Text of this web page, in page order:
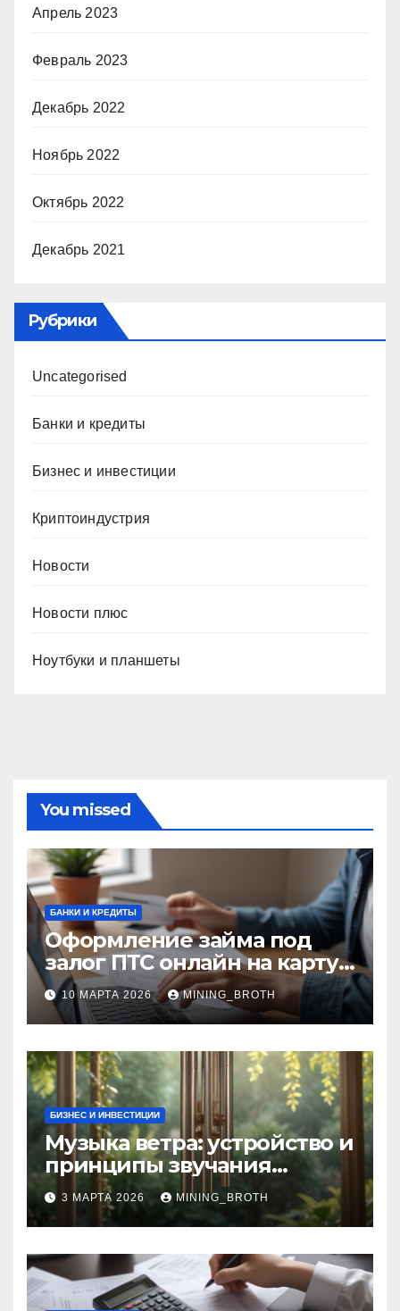
Апрель 2023
Февраль 2023
Декабрь 2022
Ноябрь 2022
Октябрь 2022
Декабрь 2021
Рубрики
Uncategorised
Банки и кредиты
Бизнес и инвестиции
Криптоиндустрия
Новости
Новости плюс
Ноутбуки и планшеты
You missed
БАНКИ И КРЕДИТЫ
Оформление займа под
залог ПТС онлайн на карту
без визита в офис: порядок,
требования и документы
10 МАРТА 2026 MINING_BROTH
БИЗНЕС И ИНВЕСТИЦИИ
Музыка ветра: устройство и
принципы звучания
колокольчиков
3 МАРТА 2026 MINING_BROTH